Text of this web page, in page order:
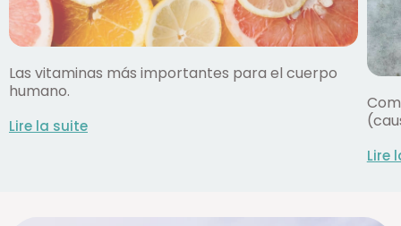
Las vitaminas más importantes para el cuerpo
humano.
Lire la suite
Lire